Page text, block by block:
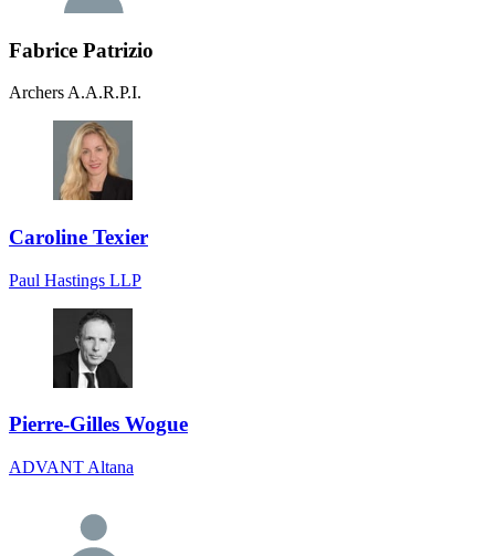
Fabrice Patrizio
Archers A.A.R.P.I.
Caroline Texier
Paul Hastings LLP
Pierre-Gilles Wogue
ADVANT Altana